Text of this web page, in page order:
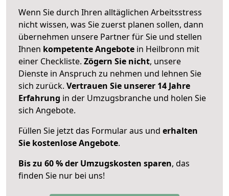
Wenn Sie durch Ihren alltäglichen Arbeitsstress
nicht wissen, was Sie zuerst planen sollen, dann
übernehmen unsere Partner für Sie und stellen
Ihnen kompetente Angebote in Heilbronn mit
einer Checkliste. Zögern Sie nicht, unsere
Dienste in Anspruch zu nehmen und lehnen Sie
sich zurück. Vertrauen Sie unserer 14 Jahre
Erfahrung in der Umzugsbranche und holen Sie
sich Angebote.
Füllen Sie jetzt das Formular aus und erhalten
Sie kostenlose Angebote.
Bis zu 60 % der Umzugskosten sparen, das
finden Sie nur bei uns!